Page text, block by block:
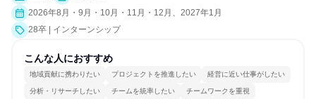
2026年8月・9月・10月・11月・12月、2027年1月
28卒 | インターンシップ
こんな人におすすめ
地域貢献に携わりたい プロジェクトを推進したい 経営に近い仕事がしたい
分析・リサーチしたい チームを統率したい チームワークを重視